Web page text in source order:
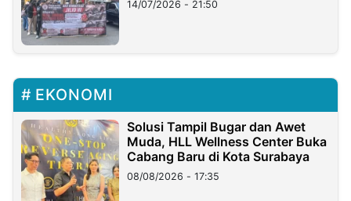
14/07/2026 - 21:50
EKONOMI
Solusi Tampil Bugar dan Awet
Muda, HLL Wellness Center Buka
Cabang Baru di Kota Surabaya
08/08/2026 - 17:35